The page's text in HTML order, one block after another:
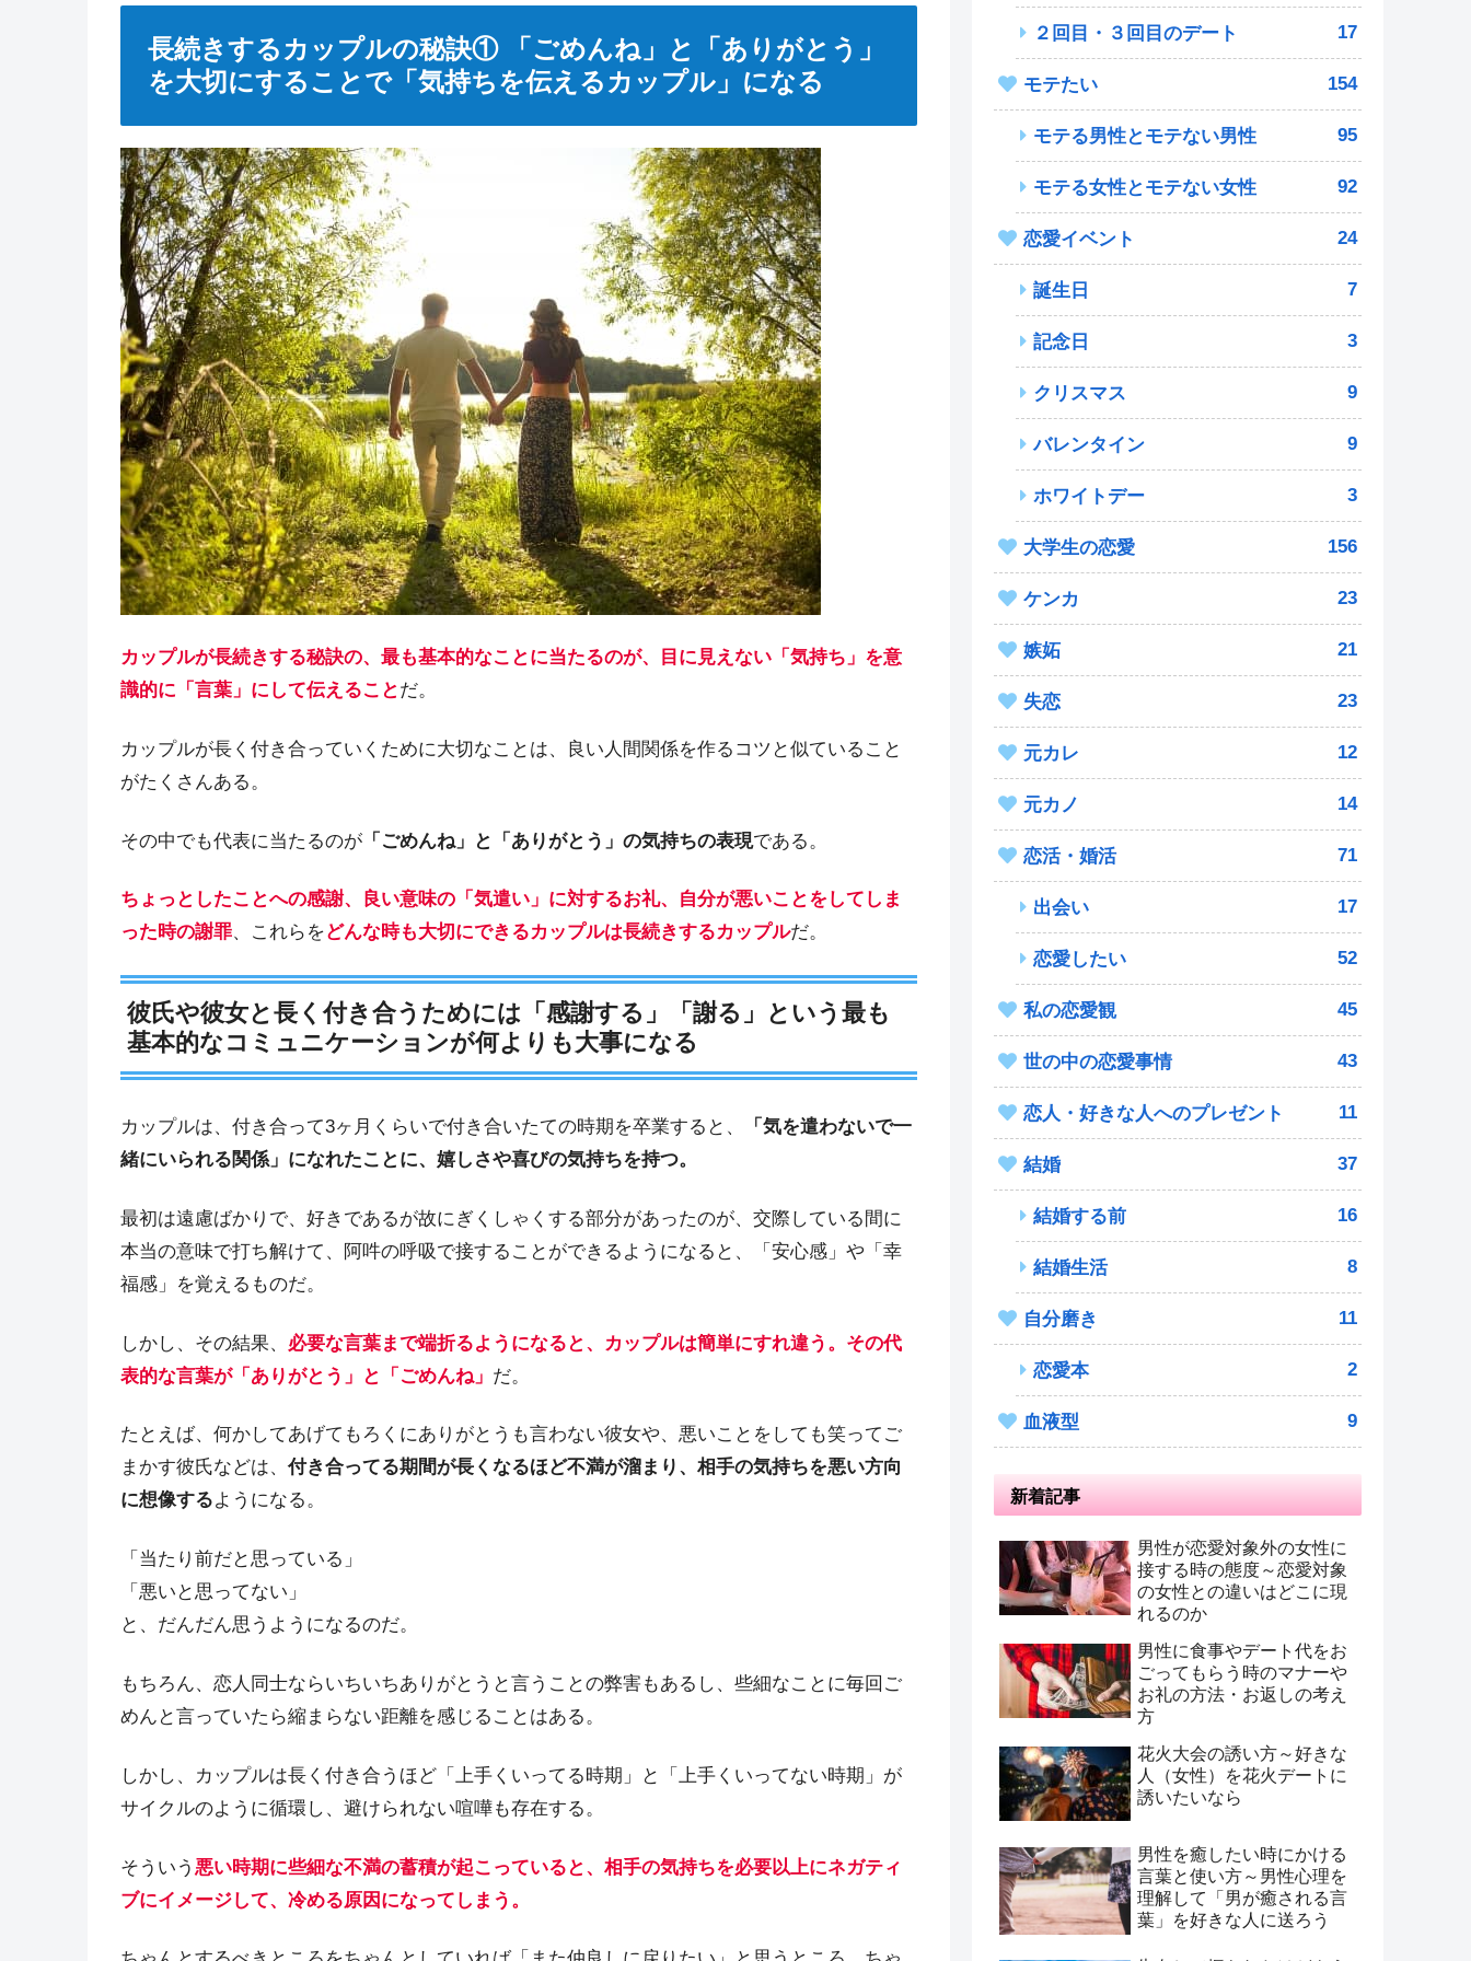
長続きするカップルの秘訣① 「ごめんね」と「ありがとう」
を大切にすることで「気持ちを伝えるカップル」になる
カップルが長続きする秘訣の、最も基本的なことに当たるのが、目に見えない「気持ち」を意
識的に「言葉」にして伝えることだ。
カップルが長く付き合っていくために大切なことは、良い人間関係を作るコツと似ていること
がたくさんある。
その中でも代表に当たるのが 「ごめんね」と「ありがとう」の気持ちの表現である。
ちょっとしたことへの感謝、良い意味の「気遣い」に対するお礼、自分が悪いことをしてしま
った時の謝罪、これらをどんな時も大切にできるカップルは長続きするカップルだ。
彼氏や彼女と長く付き合うためには「感謝する」「謝る」という最も
基本的なコミュニケーションが何よりも大事になる
カップルは、付き合って3ヶ月くらいで付き合いたての時期を卒業すると、
「気を遣わないで一
緒にいられる関係」になれたことに、嬉しさや喜びの気持ちを持つ。
最初は遠慮ばかりで、好きであるが故にぎくしゃくする部分があったのが、交際している間に
本当の意味で打ち解けて、阿吽の呼吸で接することができるようになると、「安心感」や「幸
福感」を覚えるものだ。
しかし、その結果、 必要な言葉まで端折るようになると、カップルは簡単にすれ違う。その代
表的な言葉が「ありがとう」と「ごめんね」 だ。
たとえば、何かしてあげてもろくにありがとうも言わない彼女や、悪いことをしても笑ってご
まかす彼氏などは、付き合ってる期間が長くなるほど不満が溜まり、相手の気持ちを悪い方向
に想像するようになる。
「当たり前だと思っている」
「悪いと思ってない」
と、だんだん思うようになるのだ。
もちろん、恋人同士ならいちいちありがとうと言うことの弊害もあるし、些細なことに毎回ご
めんと言っていたら縮まらない距離を感じることはある。
しかし、カップルは長く付き合うほど「上手くいってる時期」と「上手くいってない時期」が
サイクルのように循環し、避けられない喧嘩も存在する。
そういう 悪い時期に些細な不満の蓄積が起こっていると、相手の気持ちを必要以上にネガティ
ブにイメージして、冷める原因になってしまう。
２回目・３回目のデート 17
モテたい 154
モテる男性とモテない男性 95
モテる女性とモテない女性 92
恋愛イベント 24
誕生日 7
記念日 3
クリスマス 9
バレンタイン 9
ホワイトデー 3
大学生の恋愛 156
ケンカ 23
嫉妬 21
失恋 23
元カレ 12
元カノ 14
恋活・婚活 71
出会い 17
恋愛したい 52
私の恋愛観 45
世の中の恋愛事情 43
恋人・好きな人へのプレゼント 11
結婚 37
結婚する前 16
結婚生活 8
自分磨き 11
恋愛本 2
血液型 9
新着記事
男性が恋愛対象外の女性に
接する時の態度～恋愛対象
の女性との違いはどこに現
れるのか
男性に食事やデート代をお
ごってもらう時のマナーや
お礼の方法・お返しの考え
方
花火大会の誘い方～好きな
人（女性）を花火デートに
誘いたいなら
男性を癒したい時にかける
言葉と使い方～男性心理を
理解して「男が癒される言
葉」を好きな人に送ろう